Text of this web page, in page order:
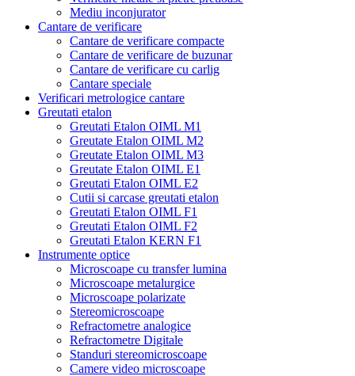
Mediu inconjurator
Cantare de verificare
Cantare de verificare compacte
Cantare de verificare de buzunar
Cantare de verificare cu carlig
Cantare speciale
Verificari metrologice cantare
Greutati etalon
Greutati Etalon OIML M1
Greutate Etalon OIML M2
Greutate Etalon OIML M3
Greutate Etalon OIML E1
Greutati Etalon OIML E2
Cutii si carcase greutati etalon
Greutati Etalon OIML F1
Greutati Etalon OIML F2
Greutati Etalon KERN F1
Instrumente optice
Microscoape cu transfer lumina
Microscoape metalurgice
Microscoape polarizate
Stereomicroscoape
Refractometre analogice
Refractometre Digitale
Standuri stereomicroscoape
Camere video microscoape